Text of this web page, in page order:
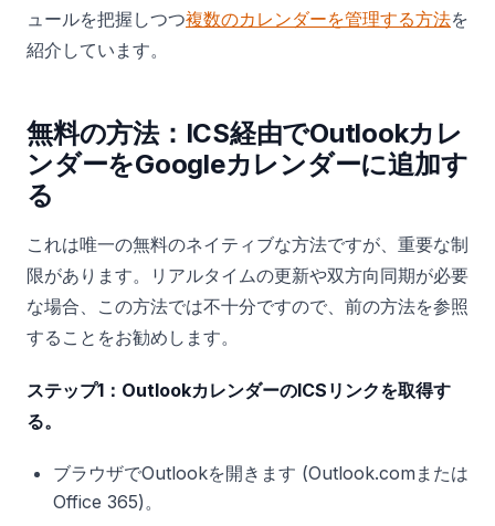
ュールを把握しつつ複数のカレンダーを管理する方法を
紹介しています。
無料の方法：ICS経由でOutlookカレ
ンダーをGoogleカレンダーに追加す
る
これは唯一の無料のネイティブな方法ですが、重要な制
限があります。リアルタイムの更新や双方向同期が必要
な場合、この方法では不十分ですので、前の方法を参照
することをお勧めします。
ステップ1：OutlookカレンダーのICSリンクを取得す
る。
ブラウザでOutlookを開きます (Outlook.comまたは
Office 365)。